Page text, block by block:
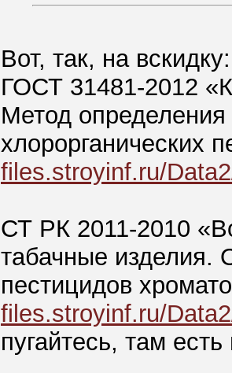
Вот, так, на вскидку:
ГОСТ 31481-2012
Метод определения
хлорорганических
files.stroyinf.ru/
СТ РК 2011-2010
табачные изделия.
пестицидов
files.stroyinf.ru/
пугайтесь, там